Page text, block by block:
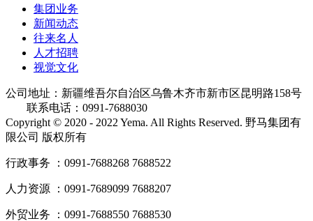
集团业务
新闻动态
往来名人
人才招聘
视觉文化
公司地址：新疆维吾尔自治区乌鲁木齐市新市区昆明路158号
联系电话：0991-7688030
Copyright © 2020 - 2022 Yema. All Rights Reserved. 野马集团有
限公司 版权所有
行政事务 ：0991-7688268 7688522
人力资源 ：0991-7689099 7688207
外贸业务 ：0991-7688550 7688530